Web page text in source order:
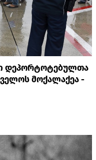
დეპორტოტებულთა
მოქალაქეა -